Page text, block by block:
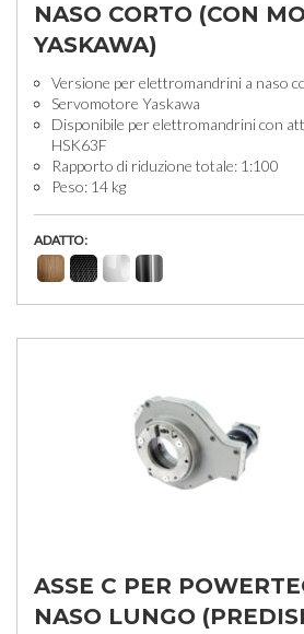
NASO CORTO (CON
YASKAWA)
Versione per elettromandrini a naso
Servomotore Yaskawa
Disponibile per elettromandrini con
HSK63F
Rapporto di riduzione totale: 1:100
Peso: 14 kg
ADATTO:
ASSE C PER
NASO LUNGO